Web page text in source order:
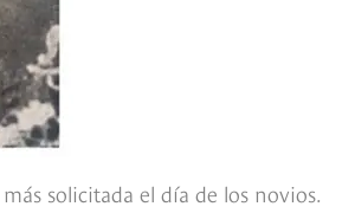
solicitada el día de los novios.